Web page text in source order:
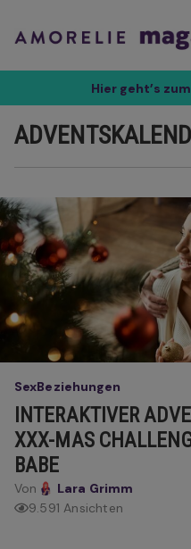
Hier geht’s
SexBeziehungen
INTERAKTIVER
XXX-MAS
BABE
Von
Lara Grimm
9.591 Ansichten